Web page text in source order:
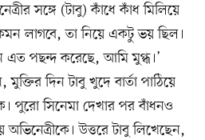
সঙ্গে (টাবু) কাঁধে কাঁধ মিলিয়ে
লাগবে, তা নিয়ে একটু ভয় ছিল।
এত পছন্দ করেছে, আমি মুগ্ধ।’
দিন টাবু খুদে বার্তা পাঠিয়ে
পুরো সিনেমা দেখার পর বাঁধনও
উত্তরে টাবু লিখেছেন,